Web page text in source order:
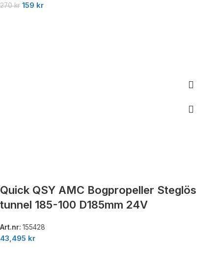
270kr 159 kr
Quick QSY AMC Bogpropeller Steglös
tunnel 185-100 D185mm 24V
Art.nr: 155428
43,495 kr